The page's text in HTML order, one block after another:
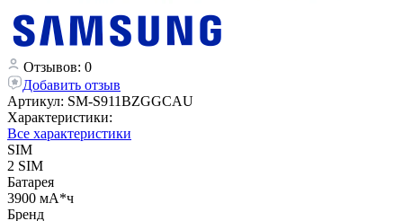
Отзывов: 0
Добавить отзыв
Артикул: SM-S911BZGGCAU
Характеристики:
Все характеристики
SIM
2 SIM
Батарея
3900 мА*ч
Бренд